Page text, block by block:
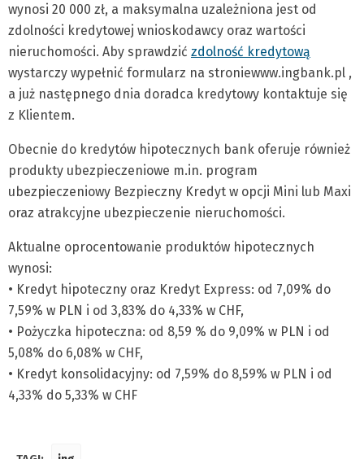
wynosi 20 000 zł, a maksymalna uzależniona jest od
zdolności kredytowej wnioskodawcy oraz wartości
nieruchomości. Aby sprawdzić zdolność kredytową
wystarczy wypełnić formularz na stroniewww.ingbank.pl ,
a już następnego dnia doradca kredytowy kontaktuje się
z Klientem.
Obecnie do kredytów hipotecznych bank oferuje również
produkty ubezpieczeniowe m.in. program
ubezpieczeniowy Bezpieczny Kredyt w opcji Mini lub Maxi
oraz atrakcyjne ubezpieczenie nieruchomości.
Aktualne oprocentowanie produktów hipotecznych
wynosi:
• Kredyt hipoteczny oraz Kredyt Express: od 7,09% do
7,59% w PLN i od 3,83% do 4,33% w CHF,
• Pożyczka hipoteczna: od 8,59 % do 9,09% w PLN i od
5,08% do 6,08% w CHF,
• Kredyt konsolidacyjny: od 7,59% do 8,59% w PLN i od
4,33% do 5,33% w CHF